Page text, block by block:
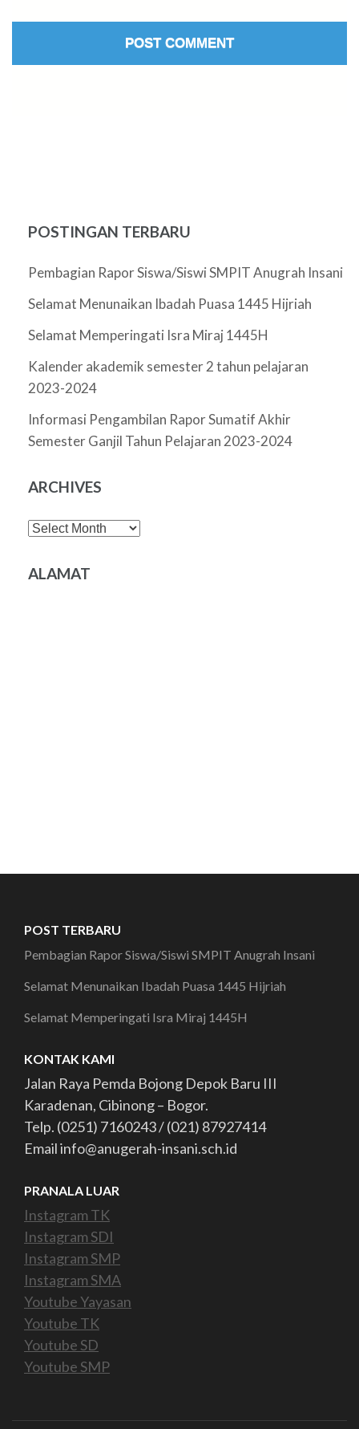
POSTINGAN TERBARU
Pembagian Rapor Siswa/Siswi SMPIT Anugrah Insani
Selamat Menunaikan Ibadah Puasa 1445 Hijriah
Selamat Memperingati Isra Miraj 1445H
Kalender akademik semester 2 tahun pelajaran
2023-2024
Informasi Pengambilan Rapor Sumatif Akhir
Semester Ganjil Tahun Pelajaran 2023-2024
ARCHIVES
Archives
ALAMAT
POST TERBARU
Pembagian Rapor Siswa/Siswi SMPIT Anugrah Insani
Selamat Menunaikan Ibadah Puasa 1445 Hijriah
Selamat Memperingati Isra Miraj 1445H
KONTAK KAMI
Jalan Raya Pemda Bojong Depok Baru III
Karadenan, Cibinong – Bogor.
Telp. (0251) 7160243 / (021) 87927414
Email info@anugerah-insani.sch.id
PRANALA LUAR
Instagram TK
Instagram SDI
Instagram SMP
Instagram SMA
Youtube Yayasan
Youtube TK
Youtube SD
Youtube SMP